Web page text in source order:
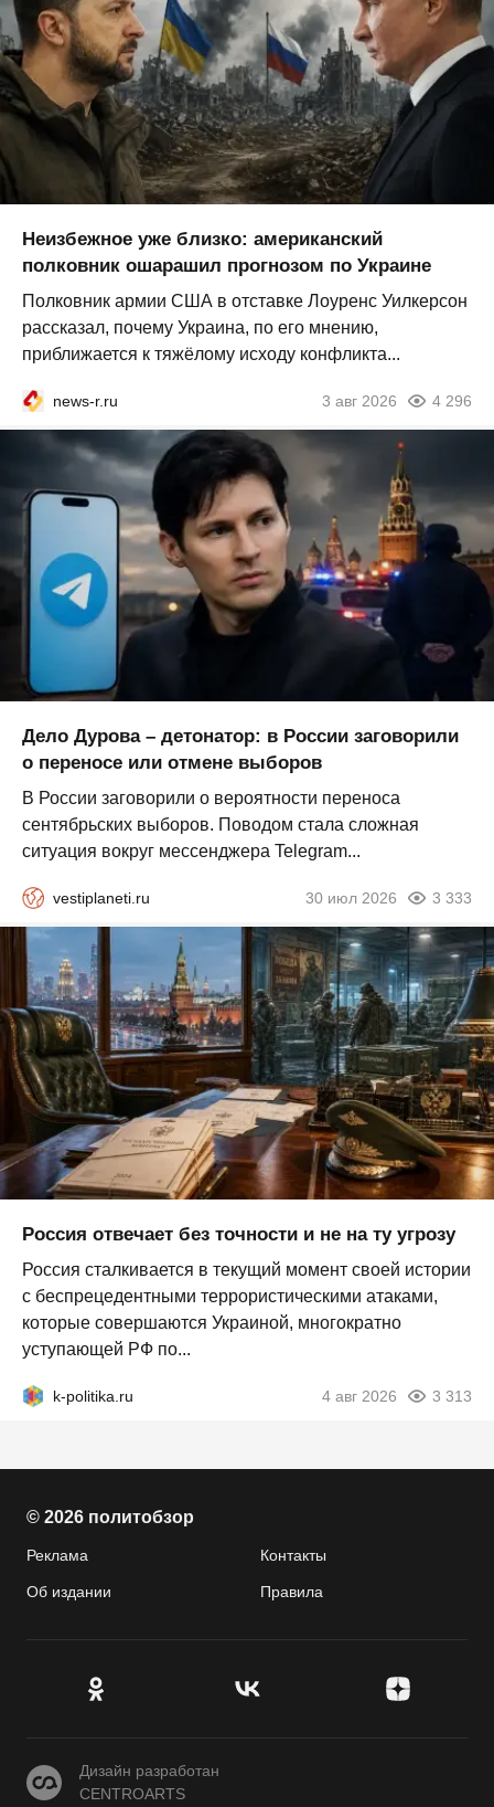
Неизбежное уже близко: американский
полковник ошарашил прогнозом по Украине
Полковник армии США в отставке Лоуренс Уилкерсон
рассказал, почему Украина, по его мнению,
приближается к тяжёлому исходу конфликта...
news-r.ru 3 авг 2026 4 296
Дело Дурова – детонатор: в России заговорили
о переносе или отмене выборов
В России заговорили о вероятности переноса
сентябрьских выборов. Поводом стала сложная
ситуация вокруг мессенджера Telegram...
vestiplaneti.ru 30 июл 2026 3 333
Россия отвечает без точности и не на ту угрозу
Россия сталкивается в текущий момент своей истории
с беспрецедентными террористическими атаками,
которые совершаются Украиной, многократно
уступающей РФ по...
k-politika.ru 4 авг 2026 3 313
© 2026 политобзор
Реклама Контакты
Об издании Правила
CENTROARTS